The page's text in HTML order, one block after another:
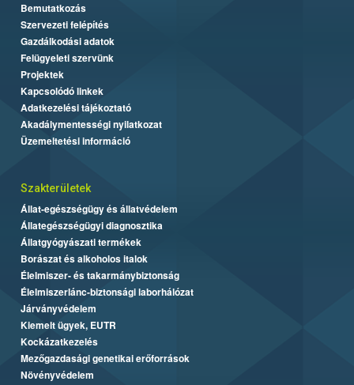
Bemutatkozás
Szervezeti felépítés
Gazdálkodási adatok
Felügyeleti szervünk
Projektek
Kapcsolódó linkek
Adatkezelési tájékoztató
Akadálymentességi nyilatkozat
Üzemeltetési információ
Szakterületek
Állat-egészségügy és állatvédelem
Állategészségügyi diagnosztika
Állatgyógyászati termékek
Borászat és alkoholos italok
Élelmiszer- és takarmánybiztonság
Élelmiszerlánc-biztonsági laborhálózat
Járványvédelem
Kiemelt ügyek, EUTR
Kockázatkezelés
Mezőgazdasági genetikai erőforrások
Növényvédelem